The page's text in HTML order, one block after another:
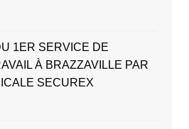
1ER SERVICE DE
À BRAZZAVILLE PAR
SECUREX